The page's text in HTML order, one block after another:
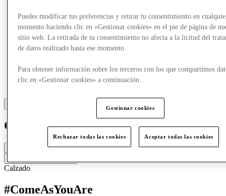
Crocs
Calzado
#ComeAsYouAre
Puedes modificar tus preferencias y retirar tu consentimiento en
momento haciendo clic en «Gestionar cookies» en el pie de página de
sitio web. La retirada de tu consentimiento no afecta a la licitud del
de datos realizado hasta ese momento.
Para obtener información sobre los terceros con los que compartimos
clic en «Gestionar cookies» a continuación.
Gestionar cookies
Rechazar todas las cookies Aceptar todas las cookies